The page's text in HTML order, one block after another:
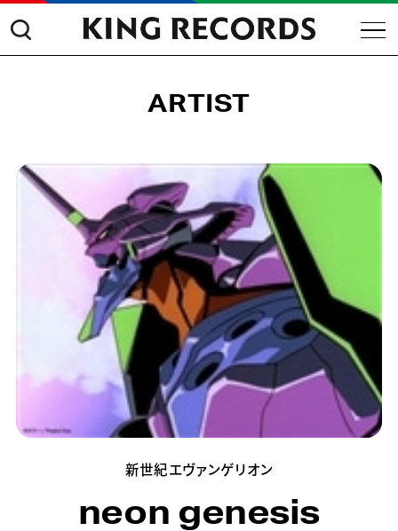
ARTIST
新世紀エヴァンゲリオン
neon genesis